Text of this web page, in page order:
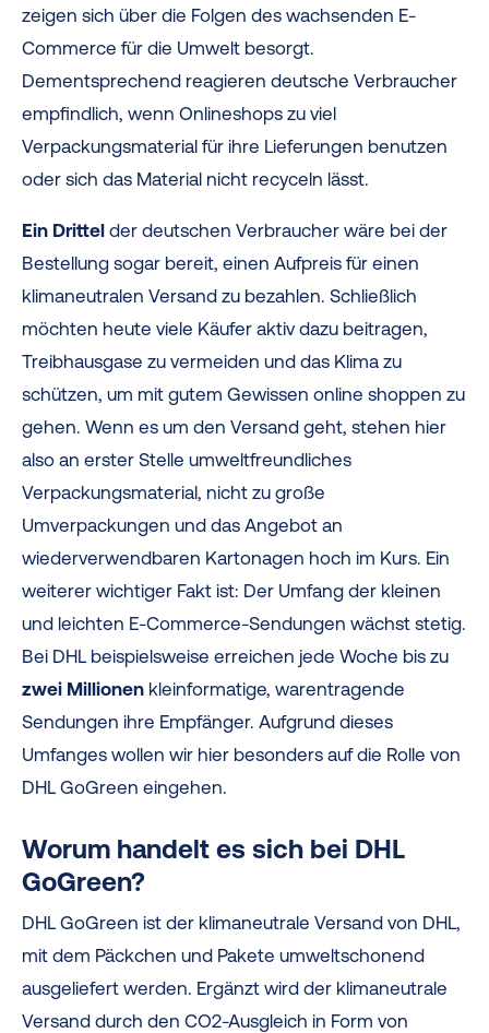
zeigen sich über die Folgen des wachsenden E-
Commerce für die Umwelt besorgt.
Dementsprechend reagieren deutsche Verbraucher
empfindlich, wenn Onlineshops zu viel
Verpackungsmaterial für ihre Lieferungen benutzen
oder sich das Material nicht recyceln lässt.
Ein Drittel der deutschen Verbraucher wäre bei der
Bestellung sogar bereit, einen Aufpreis für einen
klimaneutralen Versand zu bezahlen. Schließlich
möchten heute viele Käufer aktiv dazu beitragen,
Treibhausgase zu vermeiden und das Klima zu
schützen, um mit gutem Gewissen online shoppen zu
gehen. Wenn es um den Versand geht, stehen hier
also an erster Stelle umweltfreundliches
Verpackungsmaterial, nicht zu große
Umverpackungen und das Angebot an
wiederverwendbaren Kartonagen hoch im Kurs. Ein
weiterer wichtiger Fakt ist: Der Umfang der kleinen
und leichten E-Commerce-Sendungen wächst stetig.
Bei DHL beispielsweise erreichen jede Woche bis zu
zwei Millionen kleinformatige, warentragende
Sendungen ihre Empfänger. Aufgrund dieses
Umfanges wollen wir hier besonders auf die Rolle von
DHL GoGreen eingehen.
Worum handelt es sich bei DHL
GoGreen?
DHL GoGreen ist der klimaneutrale Versand von DHL,
mit dem Päckchen und Pakete umweltschonend
ausgeliefert werden. Ergänzt wird der klimaneutrale
Versand durch den CO2-Ausgleich in Form von